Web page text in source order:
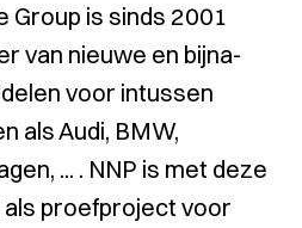
Group is sinds 2001
van nieuwe en bijna-
voor intussen
als Audi, BMW,
... . NNP is met deze
proefproject voor